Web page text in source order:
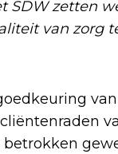
SDW zetten
van zorg